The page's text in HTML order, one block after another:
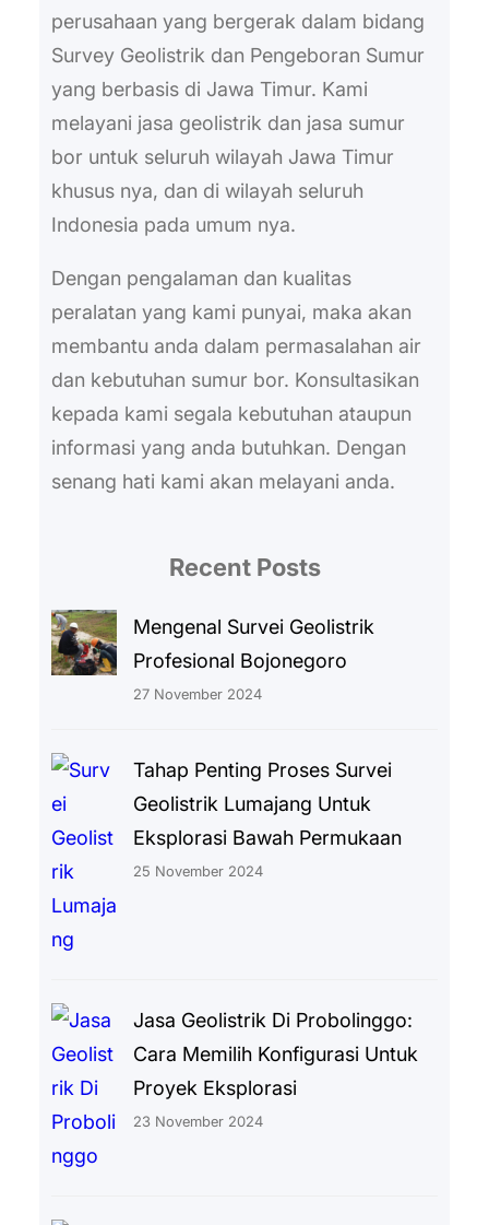
perusahaan yang bergerak dalam bidang
Survey Geolistrik dan Pengeboran Sumur
yang berbasis di Jawa Timur. Kami
melayani jasa geolistrik dan jasa sumur
bor untuk seluruh wilayah Jawa Timur
khusus nya, dan di wilayah seluruh
Indonesia pada umum nya.
Dengan pengalaman dan kualitas
peralatan yang kami punyai, maka akan
membantu anda dalam permasalahan air
dan kebutuhan sumur bor. Konsultasikan
kepada kami segala kebutuhan ataupun
informasi yang anda butuhkan. Dengan
senang hati kami akan melayani anda.
Recent Posts
Mengenal Survei Geolistrik
Profesional Bojonegoro
27 November 2024
Tahap Penting Proses Survei
Geolistrik Lumajang Untuk
Eksplorasi Bawah Permukaan
25 November 2024
Jasa Geolistrik Di Probolinggo:
Cara Memilih Konfigurasi Untuk
Proyek Eksplorasi
23 November 2024